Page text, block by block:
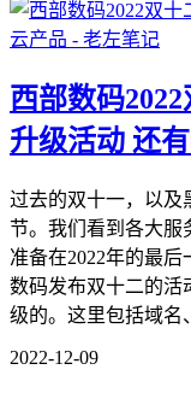
西部数码
升级活动 还
过去的双十一，以及
节。我们看到各大服
准备在2022年的最
数码发布双十二的活
级的。这里包括域名
2022-12-09